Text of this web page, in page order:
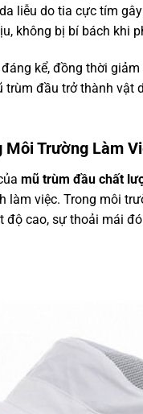
liễu do tia cực tím
không bị bí bách khi
kể, đồng thời
đầu trở thành vật
Môi Trường Làm
mũ trùm đầu chất
làm việc. Trong môi
cao, sự thoải mái